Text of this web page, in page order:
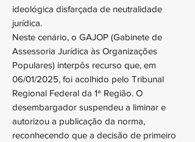
ideológica disfarçada de neutralidade
jurídica.
Neste cenário, o GAJOP (Gabinete de
Assessoria Jurídica às Organizações
Populares) interpôs recurso que, em
06/01/2025, foi acolhido pelo Tribunal
Regional Federal da 1ª Região. O
desembargador suspendeu a liminar e
autorizou a publicação da norma,
reconhecendo que a decisão de primeiro